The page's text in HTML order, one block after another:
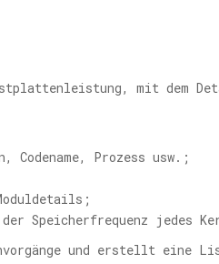
mit dem
Codename, Prozess usw.;
Speicherfrequenz jedes
und erstellt eine